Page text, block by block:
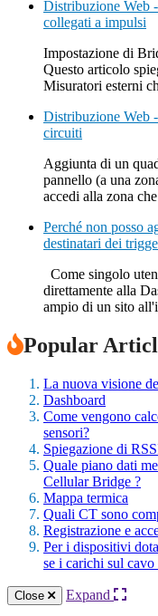
Distribuzione Web
collegati a impulsi
Impostazione di
Questo articolo
Misuratori esterni
Distribuzione Web
circuiti
Aggiunta di un
pannello (a una
accedi alla zona
Perché non posso
destinatari dei
Come singolo
direttamente alla
ampio di un sito
Popular
La nuova visione
Dashboard
Come vengono
sensori?
Spiegazione di
Quale piano dati
Cellular Bridge ?
Mappa termica
Quali CT sono
Registrazione e
Per i dispositivi
se i carichi sul
Close Expand